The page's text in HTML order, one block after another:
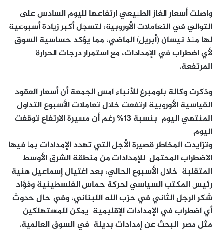
واصلت أسعار الغاز الطبيعي ارتفاعها لليوم السادس على
التوالي في التعاملات الأوروبية، لتسجل أكبر زيادة أسبوعية
لها منذ نيسان (أبريل) الماضي، مما يؤكد حساسية السوق
لأي اضطراب في الإمدادات، مع استمرار درجات الحرارة
المرتفعة.
وذكرت وكالة بلومبرغ للأنباء امس الجمعة أن أسعار العقود
القياسية الأوروبية ارتفعت خلال تعاملات الأسبوع التداول
المنتهي اليوم بنسبة 13% رغم أن مسيرة الارتفاع توقفت
اليوم.
وتزايدت المخاطر قصيرة الأجل التي تهدد الإمدادات بما فيها
الاضطراب المحتمل للإمدادات من منطقة الشرق الأوسط
المتقلبة خلال الأسبوع الحالي، بعد اغتيال إسماعيل هنية
رئيس المكتب السياسي لحركة حماس الفلسطينية وفؤاد
شكر الرجل الثاني في حزب الله اللبناني، وفي حال حدوث
أي اضطراب في الإمدادات الإقليمية يمكن للمستهلكين
مثل مصر البحث عن إمدادات بديلة في السوق العالمية.